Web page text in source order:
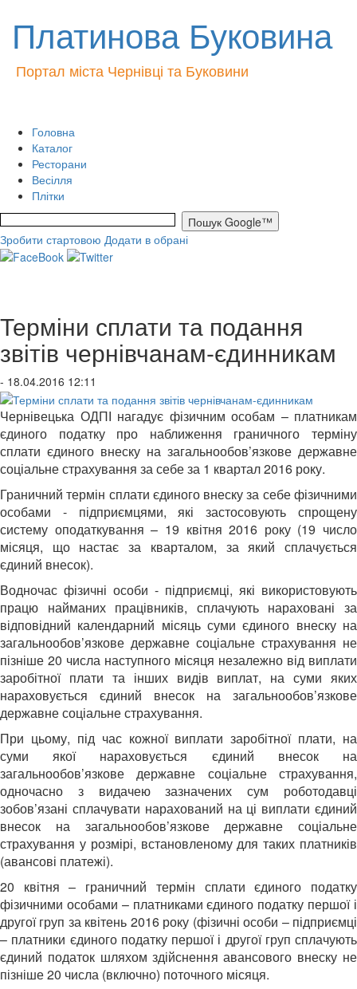
Платинова Буковина
Портал міста Чернівці та Буковини
Головна
Каталог
Ресторани
Весілля
Плітки
Зробити стартовою Додати в обрані
Терміни сплати та подання
звітів чернівчанам-єдинникам
- 18.04.2016 12:11
Чернівецька ОДПІ нагадує фізичним особам – платникам
єдиного податку про наближення граничного терміну
сплати єдиного внеску на загальнообов’язкове державне
соціальне страхування за себе за 1 квартал 2016 року.
Граничний термін сплати єдиного внеску за себе фізичними
особами - підприємцями, які застосовують спрощену
систему оподаткування – 19 квітня 2016 року (19 число
місяця, що настає за кварталом, за який сплачується
єдиний внесок).
Водночас фізичні особи - підприємці, які використовують
працю найманих працівників, сплачують нараховані за
відповідний календарний місяць суми єдиного внеску на
загальнообов’язкове державне соціальне страхування не
пізніше 20 числа наступного місяця незалежно від виплати
заробітної плати та інших видів виплат, на суми яких
нараховується єдиний внесок на загальнообов’язкове
державне соціальне страхування.
При цьому, під час кожної виплати заробітної плати, на
суми якої нараховується єдиний внесок на
загальнообов’язкове державне соціальне страхування,
одночасно з видачею зазначених сум роботодавці
зобов’язані сплачувати нарахований на ці виплати єдиний
внесок на загальнообов’язкове державне соціальне
страхування у розмірі, встановленому для таких платників
(авансові платежі).
20 квітня – граничний термін сплати єдиного податку
фізичними особами – платниками єдиного податку першої і
другої груп за квітень 2016 року (фізичні особи – підприємці
– платники єдиного податку першої і другої груп сплачують
єдиний податок шляхом здійснення авансового внеску не
пізніше 20 числа (включно) поточного місяця.